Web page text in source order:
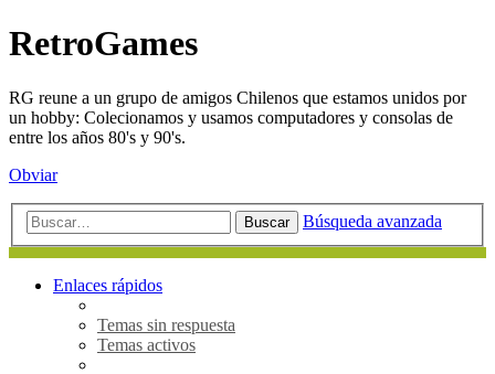
RetroGames
RG reune a un grupo de amigos Chilenos que estamos unidos por
un hobby: Colecionamos y usamos computadores y consolas de
entre los años 80's y 90's.
Obviar
Buscar Búsqueda avanzada
Enlaces rápidos
Temas sin respuesta
Temas activos